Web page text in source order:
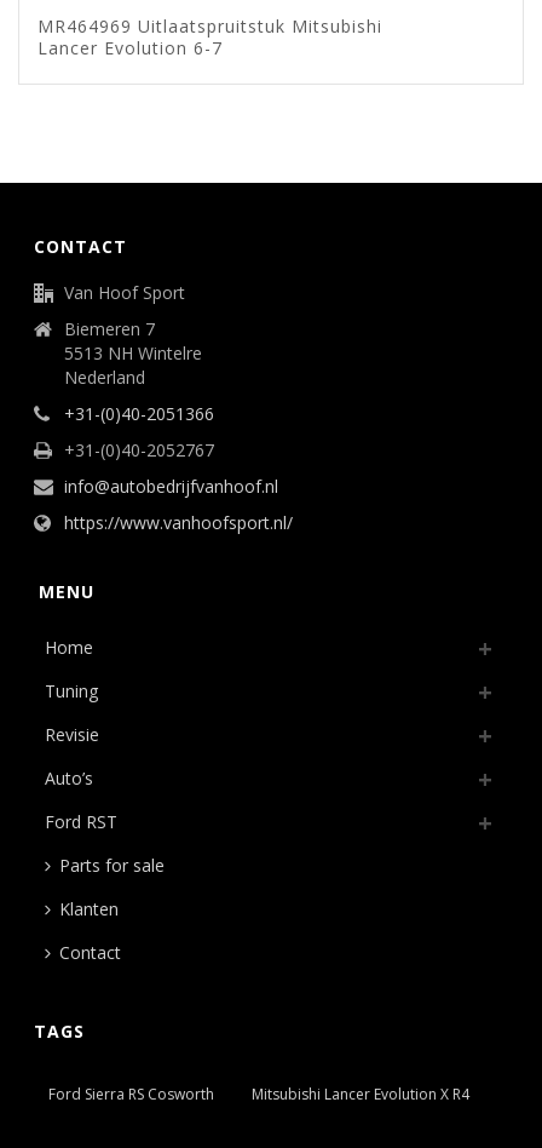
MR464969 Uitlaatspruitstuk Mitsubishi
Lancer Evolution 6-7
CONTACT
Van Hoof Sport
Biemeren 7
5513 NH Wintelre
Nederland
+31-(0)40-2051366
+31-(0)40-2052767
info@autobedrijfvanhoof.nl
https://www.vanhoofsport.nl/
MENU
Home
Tuning
Revisie
Auto’s
Ford RST
Parts for sale
Klanten
Contact
TAGS
Ford Sierra RS Cosworth Mitsubishi Lancer Evolution X R4